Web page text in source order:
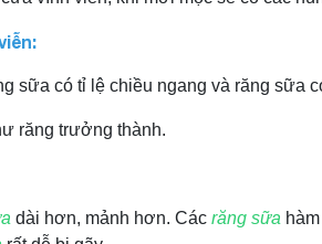
sữa có tỉ lệ chiều ngang và răng sữa
răng trưởng thành.
dài hơn, mảnh hơn. Các răng sữa